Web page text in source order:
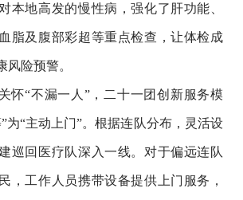
本地高发的慢性病，强化了肝功能、
脂及腹部彩超等重点检查，让体检成
风险预警。
怀“不漏一人”，二十一团创新服务模
为“主动上门”。根据连队分布，灵活设
巡回医疗队深入一线。对于偏远连队
，工作人员携带设备提供上门服务，